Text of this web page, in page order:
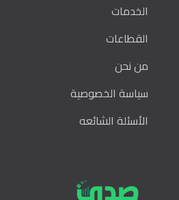
الخدمات
القطاعات
من نحن
سياسة الخصوصية
الأسئلة الشائعه